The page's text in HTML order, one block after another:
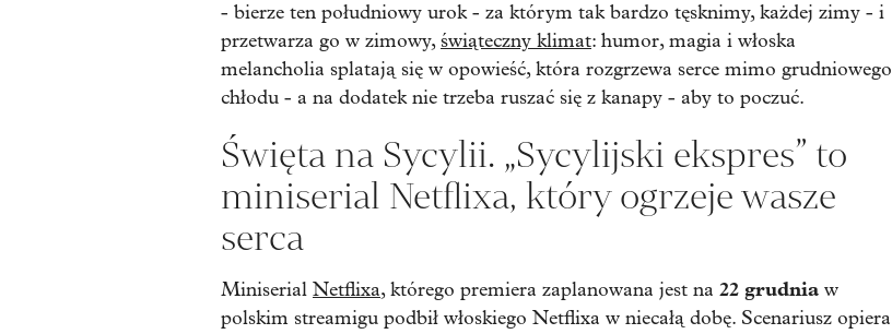
- bierze ten południowy urok - za którym tak bardzo tęsknimy, każdej zimy - i
przetwarza go w zimowy,świąteczny klimat: humor, magia i włoska
melancholia splatają się w opowieść, która rozgrzewa serce mimo grudniowego
chłodu - a na dodatek nie trzeba ruszać się z kanapy - aby to poczuć.
Święta na Sycylii. „Sycylijski ekspres” to
miniserial Netflixa, który ogrzeje wasze
serca
Miniserial Netflixa, którego premiera zaplanowana jest na 22 grudnia w
polskim streamigu podbił włoskiego Netflixa w niecałą dobę. Scenariusz opiera